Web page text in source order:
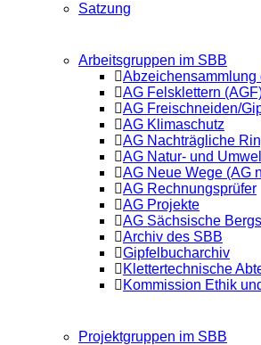
Satzung
Arbeitsgruppen im SBB
Abzeichensammlung
AG Felsklettern
AG Freischneiden/
AG Klimaschutz
AG Nachträgliche
AG Natur- und
AG Neue Wege (AG
AG Rechnungsprüfer
AG Projekte
AG Sächsische
Archiv des SBB
Gipfelbucharchiv
Klettertechnische
Kommission Ethik
Projektgruppen im SBB